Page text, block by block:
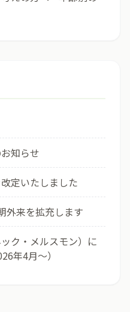
知らせ
定いたしました
外来を拡充します
ク・メルスモン）に
年4月〜）